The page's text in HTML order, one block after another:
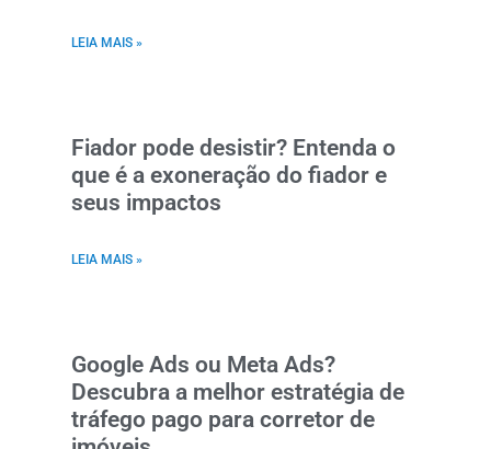
LEIA MAIS »
Fiador pode desistir? Entenda o
que é a exoneração do fiador e
seus impactos
LEIA MAIS »
Google Ads ou Meta Ads?
Descubra a melhor estratégia de
tráfego pago para corretor de